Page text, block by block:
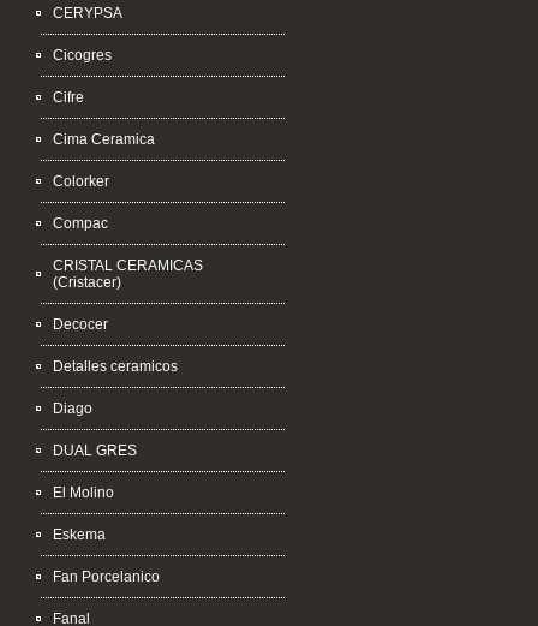
CERYPSA
Cicogres
Cifre
Cima Ceramica
Colorker
Compac
CRISTAL CERAMICAS
(Cristacer)
Decocer
Detalles ceramicos
Diago
DUAL GRES
El Molino
Eskema
Fan Porcelanico
Fanal